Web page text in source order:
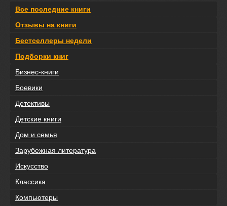
Все последние книги
Отзывы на книги
Бестселлеры недели
Подборки книг
Бизнес-книги
Боевики
Детективы
Детские книги
Дом и семья
Зарубежная литература
Искусство
Классика
Компьютеры